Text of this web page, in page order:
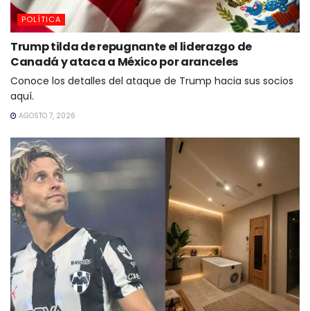
POLÍTICA
Trump tilda de repugnante el liderazgo de
Canadá y ataca a México por aranceles
Conoce los detalles del ataque de Trump hacia sus socios
aquí.
AGOSTO 7, 2026